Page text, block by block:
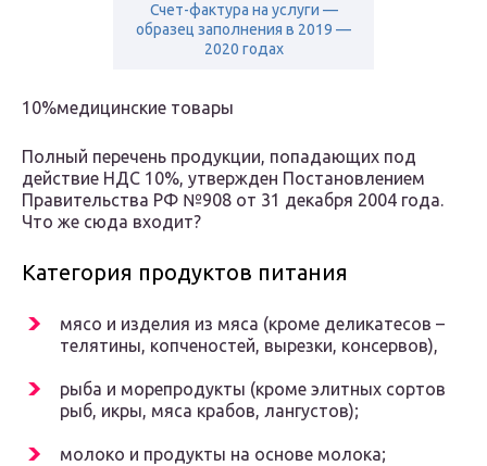
Счет-фактура на услуги —
образец заполнения в 2019 —
2020 годах
10%медицинские товары
Полный перечень продукции, попадающих под
действие НДС 10%, утвержден Постановлением
Правительства РФ №908 от 31 декабря 2004 года.
Что же сюда входит?
Категория продуктов питания
мясо и изделия из мяса (кроме деликатесов –
телятины, копченостей, вырезки, консервов),
рыба и морепродукты (кроме элитных сортов
рыб, икры, мяса крабов, лангустов);
молоко и продукты на основе молока;